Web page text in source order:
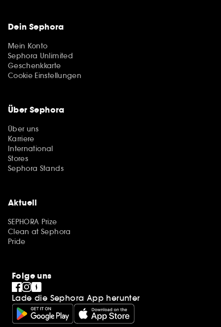
Dein Sephora
Mein Konto
Sephora Unlimited
Geschenkkarte
Cookie Einstellungen
Über Sephora
Über uns
Karriere
International
Stores
Sephora Stands
Aktuell
SEPHORA Prize
Clean at Sephora
Pride
Folge uns
Lade die Sephora App herunter